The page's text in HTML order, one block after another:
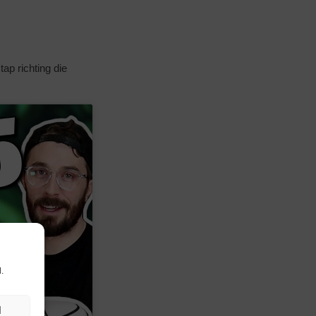
richting die